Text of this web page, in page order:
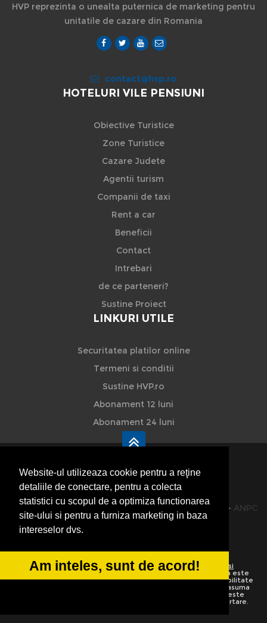
Website-ul utilizeaza cookie pentru a reţine
detaliile de conectare, pentru a colecta
statistici cu scopul de a optimiza functionarea
site-ului si pentru a furniza marketing in baza
intereselor dvs.
Am inteles, sunt de acord!
HVP reprezinta o unealta puternica de marketing pentru
unitatile de cazare din Romania
contact@hvp.ro
HOTELURI VILE PENSIUNI
Obiective Turistice
Zone Turistice
Cazare Judete
Agentii turism
Companii de taxi
Rent a car
Beneficii
Contact
Intrebari
de ce parteneri?
Sustine Proiect
LINKURI UTILE
Securitatea platilor online
Termeni si conditii
Sustine HVP.ro
Abonament 12 luni
Abonament 24 luni
HVP - Hoteluri Vile Pensiuni
© 2014-2026 Powered byVilonMedia&TekaBility - ANPC
SOL
Utilizand acest site inseamna ca sunteti de acord cu Termenii si
conditiile de utilizare Preluarea informatiilor totala sau partiala este
strict interzisa. Ne rezervam dreptul de a apela la institutiile abilitate
nu isi asuma
vina pentru corectitudinea informatiilor. Daca o informatie nu este
corecta sau este incompleta va rugam folositi linkurile de raportare.